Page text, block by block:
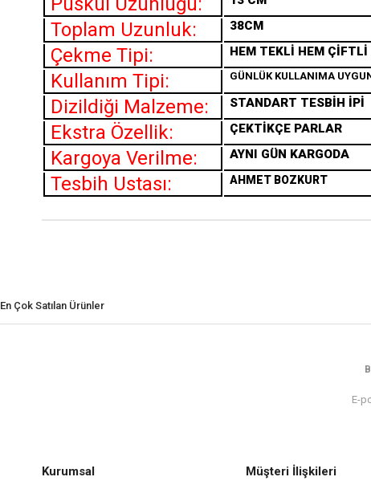
Toplam Uzunluk: 38CM
Çekme Tipi: HEM TEKLİ HEM ÇİFTLİ
Kullanım Tipi: GÜNLÜK KULLANIMA
Dizildiği Malzeme: STANDART TESBİH İPİ
Ekstra Özellik: ÇEKTİKÇE PARLAR
Kargoya Verilme: AYNI GÜN KARGODA
Tesbih Ustası: AHMET BOZKURT
En Çok Satılan Ürünler
Kurumsal Müşteri İlişkileri